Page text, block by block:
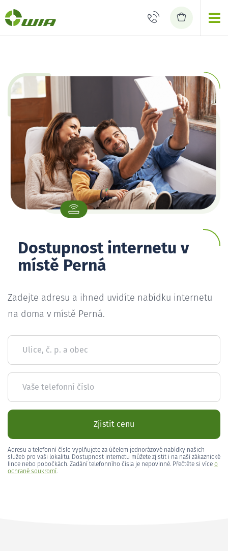
Dostupnost internetu v
místě Perná
Zadejte adresu a ihned uvidíte nabídku internetu
na doma v místě Perná.
Ulice, č. p. a obec
Vaše telefonní číslo
Zjistit cenu
Adresu a telefonní číslo vyplňujete za účelem jednorázové nabídky našich
služeb pro vaši lokalitu. Dostupnost internetu můžete zjistit i na naší zákaznické
lince nebo pobočkách. Zadání telefonního čísla je nepovinné. Přečtěte si více o
ochraně soukromí.